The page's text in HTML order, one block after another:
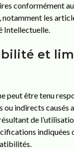
conformément
notamment les
Intellectuelle.
et
peut être tenu
ou indirects causés
de
indiquées